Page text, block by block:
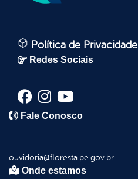
Política de Privacidade
Redes Sociais
Fale Conosco
ouvidoria@floresta.pe.gov.br
Onde estamos